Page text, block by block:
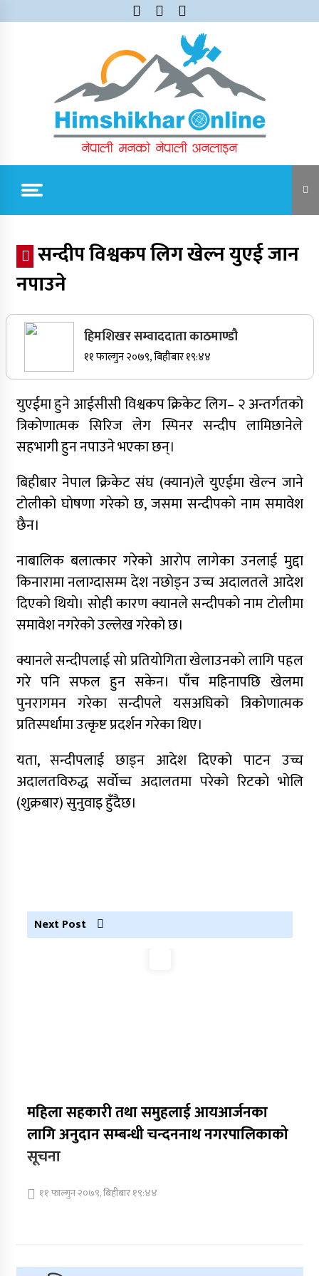
to
Himshikhar Online
सर्वोच्चले खारेज गर्‍यो दानबहादुर बुढाको रिट,
पदमुक्तिको निर्णय कायम
नेपाली कांग्रेसका वरिष्ठ नेता गोपालमान श्रेष्ठको निधन
जुम्लामा चरेससहित २१ वर्षीय युवक पक्राउ
कर्णालीमा कांग्रेसका चार मन्त्रीहरूले दिए राजीनामा
नृपध्वज निरौलाको इजलासले उक्त निर्णय खारेजको
आदेश गरेको हो ।
जुम्लामा महिलामाथि जबरजस्ती करणी प्रयासको
नेपाली कांग्रेस जुम्लाका कोषाध्यक्ष पाण्डेको निधन
डाेल्पाकाे जगदुल्लाबाट जुम्ला आउँदै गरेकाे जिप
दुर्घटना, एकको मृत्यु
दुर्घटना, एकको मृत्यु
सन्दीप विश्वकप लिग खेल्न युएई जान
नपाउने
हिमशिखर सम्वाददाता काठमाण्डौ
११ फाल्गुन २०७९, बिहीबार १९:४४
युएईमा हुने आईसीसी विश्वकप क्रिकेट लिग– २ अन्तर्गतकाे
त्रिकोणात्मक सिरिज लेग स्पिनर सन्दीप लामिछानेले
सहभागी हुन नपाउने भएका छन्।
बिहीबार नेपाल क्रिकेट संघ (क्यान)ले युएईमा खेल्न जाने
टाेलीकाे घाेषणा गरेकाे छ, जसमा सन्दीपकाे नाम समावेश
छैन।
नाबालिक बलात्कार गरेकाे आराेप लागेका उनलाई मुद्दा
किनारामा नलाग्दासम्म देश नछाेड्न उच्च अदालतले आदेश
दिएकाे थियाे। साेही कारण क्यानले सन्दीपकाे नाम टाेलीमा
समावेश नगरेकाे उल्लेख गरेकाे छ।
क्यानले सन्दीपलाई साे प्रतियाेगिता खेलाउनकाे लागि पहल
गरे पनि सफल हुन सकेन। पाँच महिनापछि खेलमा
पुनरागमन गरेका सन्दीपले यसअघिकाे त्रिकाेणात्मक
प्रतिस्पर्धामा उत्कृष्ट प्रदर्शन गरेका थिए।
यता, सन्दीपलाई छाड्न आदेश दिएकाे पाटन उच्च
अदालतविरुद्ध सर्वाेच्च अदालतमा परेकाे रिटकाे भाेलि
(शुक्रबार) सुनुवाइ हुँदैछ।
Next Post
महिला सहकारी तथा समुहलाई आयआर्जनका
लागि अनुदान सम्बन्धी चन्दननाथ नगरपालिकाको
सूचना
११ फाल्गुन २०७९, बिहीबार १९:४४